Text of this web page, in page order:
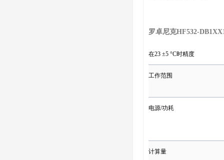
罗卓尼克HF532-
在23 ±5 °C时精度
工作范围
电源/功耗
计算量